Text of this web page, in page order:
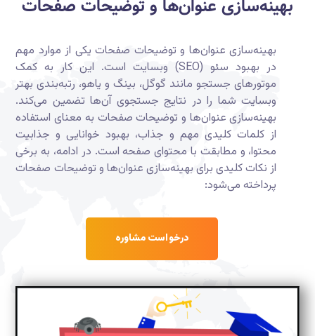
بهینه‌سازی عنوان‌ها و توضیحات صفحات‎
بهینه‌سازی عنوان‌ها و توضیحات صفحات یکی از موارد مهم
در بهبود سئو (SEO) وبسایت است. این کار به کمک
موتورهای جستجو مانند گوگل، بینگ و یاهو، رتبه‌بندی بهتر
وبسایت شما را در نتایج جستجوی آن‌ها تضمین می‌کند.
بهینه‌سازی عنوان‌ها و توضیحات صفحات به معنای استفاده
از کلمات کلیدی مهم و جذاب، بهبود خوانایی و جذابیت
محتوا، و مطابقت با محتوای صفحه است. در ادامه، به برخی
از نکات کلیدی برای بهینه‌سازی عنوان‌ها و توضیحات صفحات
پرداخته می‌شود:
درخواست مشاوره